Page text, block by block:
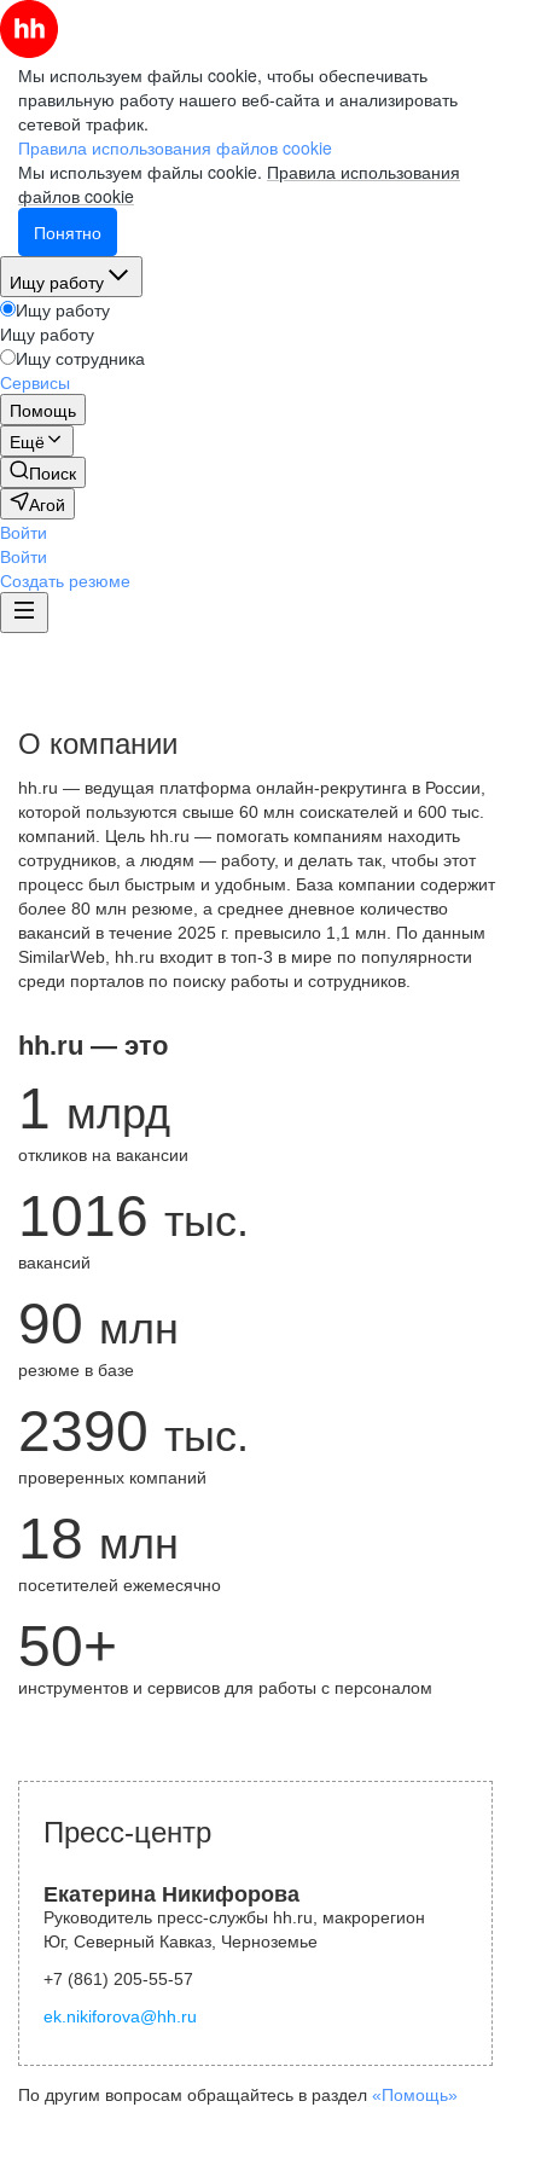
Мы используем файлы cookie, чтобы обеспечивать
правильную работу нашего веб-сайта и анализировать
сетевой трафик.
Правила использования файлов cookie
Мы используем файлы cookie. Правила использования
файлов cookie
Понятно
Ищу работу
Ищу работу
Ищу работу
Ищу сотрудника
Сервисы
Помощь
Ещё
Поиск
Агой
Войти
Войти
Создать резюме
О компании
hh.ru — ведущая платформа онлайн-рекрутинга в России,
которой пользуются свыше 60 млн соискателей и 600 тыс.
компаний. Цель hh.ru — помогать компаниям находить
сотрудников, а людям — работу, и делать так, чтобы этот
процесс был быстрым и удобным. База компании содержит
более 80 млн резюме, а среднее дневное количество
вакансий в течение 2025 г. превысило 1,1 млн. По данным
SimilarWeb, hh.ru входит в топ-3 в мире по популярности
среди порталов по поиску работы и сотрудников.
hh.ru — это
1 млрд
откликов на вакансии
1016 тыс.
вакансий
90 млн
резюме в базе
2390 тыс.
проверенных компаний
18 млн
посетителей ежемесячно
50+
инструментов и сервисов для работы с персоналом
Пресс-центр
Екатерина Никифорова
Руководитель пресс-службы hh.ru, макрорегион
Юг, Северный Кавказ, Черноземье
+7 (861) 205-55-57
ek.nikiforova@hh.ru
По другим вопросам обращайтесь в раздел «Помощь»